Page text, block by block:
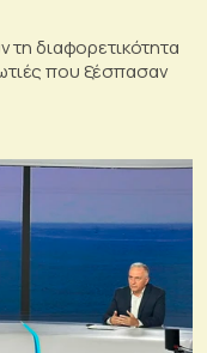
τη διαφορετικότητα
που ξέσπασαν